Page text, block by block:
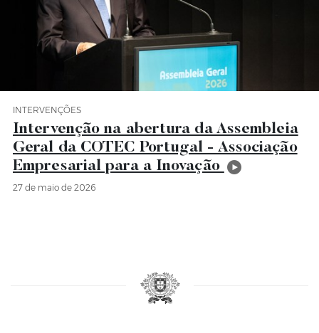
Categoria Intervenções
INTERVENÇÕES
Intervenção na abertura da Assembleia
Geral da COTEC Portugal - Associação
Empresarial para a Inovação
27 de maio de 2026